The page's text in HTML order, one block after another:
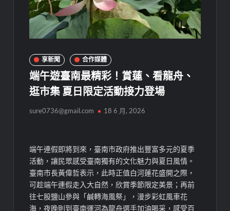
享新聞 合作媒體
端午遊臺南最精彩！賞蓮、看龍舟、
逛市集 夏日限定活動接力登場
sure0736@gmail.com 18 6 月, 2026
端午連假即將到來，臺南市政府推出豐富多元的夏季
活動，讓民眾感受臺南獨有的文化魅力與夏日風情。
臺南市長黃偉哲表示，此時正值白河蓮花盛開之際，
可趁端午連假走入大自然，欣賞季節限定美景；再前
往七股鹽山參與「鹹轉海風祭」，漫步彩虹風車花
海，夜晚則到臺南運河為龍舟選手加油喝采，感受百